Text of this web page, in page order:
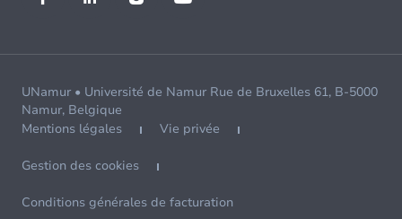
UNamur • Université de Namur Rue de Bruxelles 61, B-5000
Namur, Belgique
Mentions légales
Vie privée
Gestion des cookies
Conditions générales de facturation